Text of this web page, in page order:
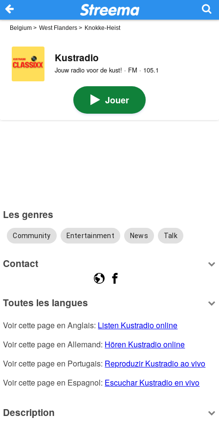
Belgium > West Flanders > Knokke-Heist
Kustradio
Jouw radio voor de kust! · FM · 105.1
Jouer
Les genres
Community Entertainment News Talk
Contact
Toutes les langues
Voir cette page en Anglais: Listen Kustradio online
Voir cette page en Allemand: Hören Kustradio online
Voir cette page en Portugais: Reproduzir Kustradio ao vivo
Voir cette page en Espagnol: Escuchar Kustradio en vivo
Description